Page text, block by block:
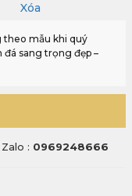
Xóa
theo mẫu khi quý
đá sang trọng đẹp –
Zalo : 0969248666